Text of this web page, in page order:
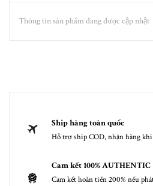
Thông tin sản phẩm đang được cập nhật
Ship hàng toàn quốc
Hỗ trợ ship COD, nhận hàng
Cam kết 100% AUTHENTIC
Cam kết hoàn tiền 200% nếu